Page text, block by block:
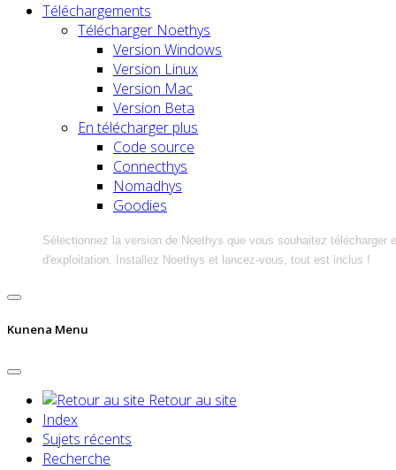
Téléchargements
Télécharger Noethys
Version Windows
Version Linux
Version Mac
Version Beta
En télécharger plus
Code source
Connecthys
Nomadhys
Goodies
Sélectionnez la version de Noethys que vous souhaitez télécharger
d'exploitation. Installez Noethys et lancez-vous, tout est inclus !
Kunena Menu
Retour au site
Index
Sujets récents
Recherche